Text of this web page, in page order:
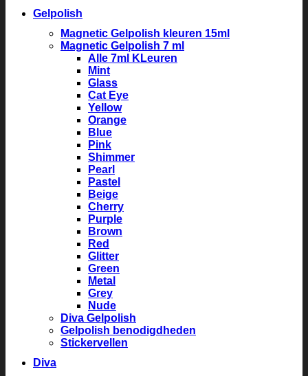
Gelpolish
Magnetic Gelpolish kleuren 15ml
Magnetic Gelpolish 7 ml
Alle 7ml KLeuren
Mint
Glass
Cat Eye
Yellow
Orange
Blue
Pink
Shimmer
Pearl
Pastel
Beige
Cherry
Purple
Brown
Red
Glitter
Green
Metal
Grey
Nude
Diva Gelpolish
Gelpolish benodigdheden
Stickervellen
Diva